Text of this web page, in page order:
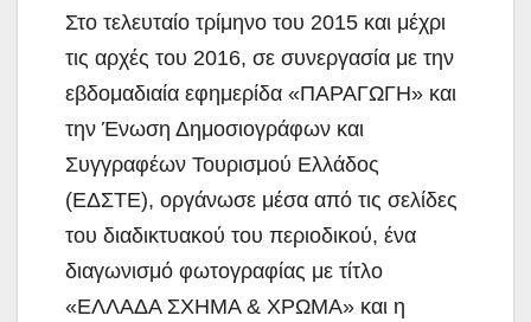
Στο τελευταίο τρίμηνο του 2015 και μέχρι
τις αρχές του 2016, σε συνεργασία με την
εβδομαδιαία εφημερίδα «ΠΑΡΑΓΩΓΗ» και
την Ένωση Δημοσιογράφων και
Συγγραφέων Τουρισμού Ελλάδος
(ΕΔΣΤΕ), οργάνωσε μέσα από τις σελίδες
του διαδικτυακού του περιοδικού, ένα
διαγωνισμό φωτογραφίας με τίτλο
«ΕΛΛΑΔΑ ΣΧΗΜΑ & ΧΡΩΜΑ» και η